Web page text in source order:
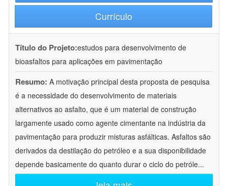
Currículo
Título do Projeto:estudos para desenvolvimento de
bioasfaltos para aplicações em pavimentação
Resumo: A motivação principal desta proposta de pesquisa
é a necessidade do desenvolvimento de materiais
alternativos ao asfalto, que é um material de construção
largamente usado como agente cimentante na indústria da
pavimentação para produzir misturas asfálticas. Asfaltos são
derivados da destilação do petróleo e a sua disponibilidade
depende basicamente do quanto durar o ciclo do petróle...